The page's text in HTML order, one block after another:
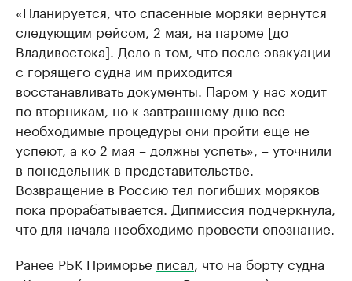
«Планируется, что спасенные моряки вернутся
следующим рейсом, 2 мая, на пароме [до
Владивостока]. Дело в том, что после эвакуации
с горящего судна им приходится
восстанавливать документы. Паром у нас ходит
по вторникам, но к завтрашнему дню все
необходимые процедуры они пройти еще не
успеют, а ко 2 мая – должны успеть», – уточнили
в понедельник в представительстве.
Возвращение в Россию тел погибших моряков
пока прорабатывается. Дипмиссия подчеркнула,
что для начала необходимо провести опознание.
Ранее РБК Приморье писал, что на борту судна